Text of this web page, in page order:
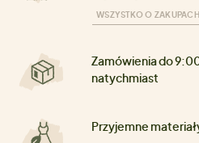
WSZYSTKO O ZAKUPACH
Zamówienia do
natychmiast
Przyjemne